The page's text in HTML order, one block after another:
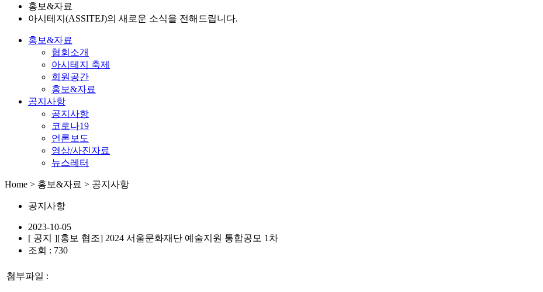
홍보&자료
아시테지(ASSITEJ)의 새로운 소식을 전해드립니다.
홍보&자료
협회소개
아시테지 축제
회원공간
홍보&자료
공지사항
공지사항
코로나19
언론보도
영상/사진자료
뉴스레터
Home > 홍보&자료 > 공지사항
공지사항
2023-10-05
[ 공지 ][홍보 협조] 2024 서울문화재단 예술지원 통합공모 1차
조회 : 730
첨부파일 :